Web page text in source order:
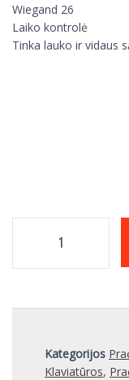
Wiegand 26
Laiko kontrolė
Tinka lauko ir vidaus
Kategorijos
Klaviatūros,